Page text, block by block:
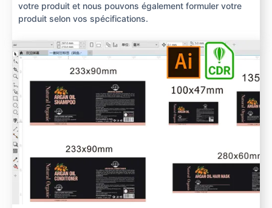
votre produit et nous pouvons également formuler votre
produit selon vos spécifications.